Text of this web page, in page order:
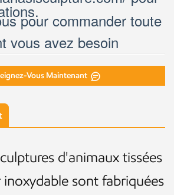
pour commander toute
vous avez besoin
Vous Maintenant
d'animaux tissées
inoxydable sont fabriquées